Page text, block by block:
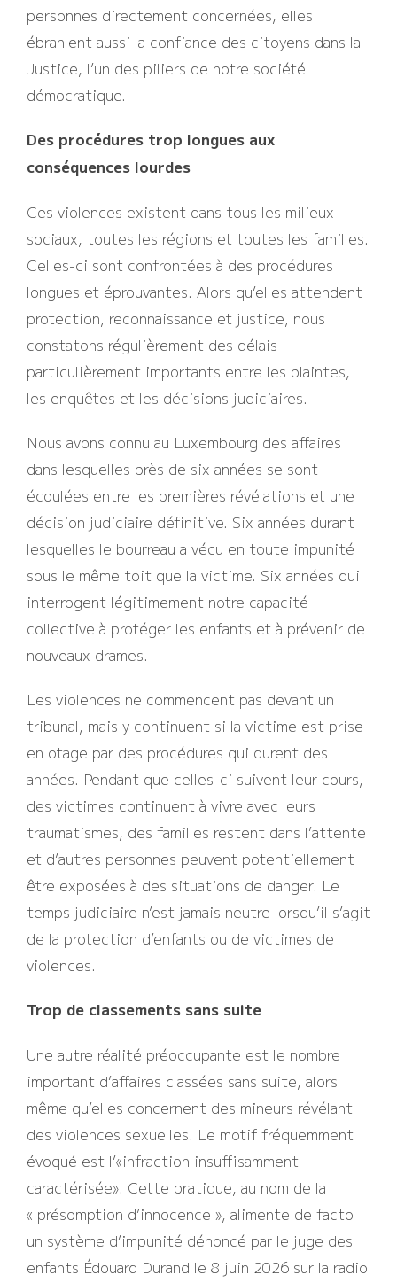
personnes directement concernées, elles
ébranlent aussi la confiance des citoyens dans la
Justice, l’un des piliers de notre société
démocratique.
Des procédures trop longues aux
conséquences lourdes
Ces violences existent dans tous les milieux
sociaux, toutes les régions et toutes les familles.
Celles-ci sont confrontées à des procédures
longues et éprouvantes. Alors qu’elles attendent
protection, reconnaissance et justice, nous
constatons régulièrement des délais
particulièrement importants entre les plaintes,
les enquêtes et les décisions judiciaires.
Nous avons connu au Luxembourg des affaires
dans lesquelles près de six années se sont
écoulées entre les premières révélations et une
décision judiciaire définitive. Six années durant
lesquelles le bourreau a vécu en toute impunité
sous le même toit que la victime. Six années qui
interrogent légitimement notre capacité
collective à protéger les enfants et à prévenir de
nouveaux drames.
Les violences ne commencent pas devant un
tribunal, mais y continuent si la victime est prise
en otage par des procédures qui durent des
années. Pendant que celles-ci suivent leur cours,
des victimes continuent à vivre avec leurs
traumatismes, des familles restent dans l’attente
et d’autres personnes peuvent potentiellement
être exposées à des situations de danger. Le
temps judiciaire n’est jamais neutre lorsqu’il s’agit
de la protection d’enfants ou de victimes de
violences.
Trop de classements sans suite
Une autre réalité préoccupante est le nombre
important d’affaires classées sans suite, alors
même qu’elles concernent des mineurs révélant
des violences sexuelles. Le motif fréquemment
évoqué est l’«infraction insuffisamment
caractérisée». Cette pratique, au nom de la
« présomption d’innocence », alimente de facto
un système d’impunité dénoncé par le juge des
enfants Édouard Durand le 8 juin 2026 sur la radio